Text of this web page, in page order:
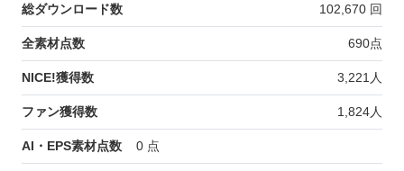
総ダウンロード数 102,670 回
全素材点数 690点
NICE!獲得数 3,221 人
ファン獲得数 1,824人
AI・EPS素材点数 0 点